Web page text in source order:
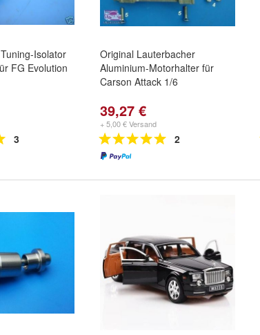
Isolator
FG Evolution
3
Original Lauterbacher
Aluminium-Motorhalter für
Carson Attack 1/6
39,27 €
+ 5,00 € Versand
2